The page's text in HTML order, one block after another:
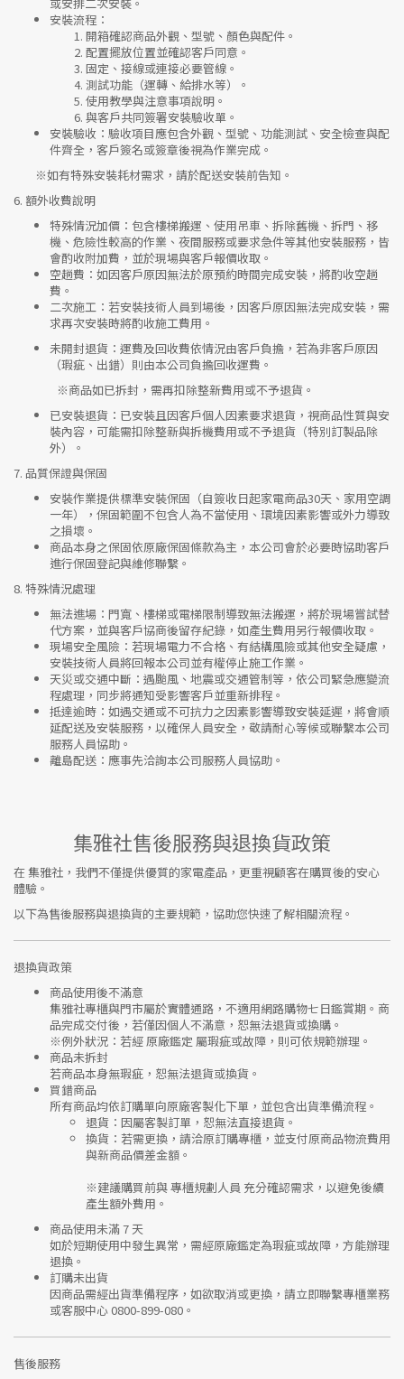
安裝流程 ：
開箱確認商品外觀、型號、顏色與配件。
配置擺放位置並確認客戶同意。
固定、接線或連接必要管線。
測試功能（運轉、給排水等）。
使用教學與注意事項說明。
與客戶共同簽署安裝驗收單。
安裝驗收 ：驗收項目應包含外觀、型號、功能測試、安全檢查與配
件齊全，客戶簽名或簽章後視為作業完成。
※如有特殊安裝耗材需求，請於配送安裝前告知。
6. 額外收費說明
特殊情況加價 ：包含樓梯搬運、使用吊車、拆除舊機、拆門、移
機、危險性較高的作業、夜間服務或要求急件等其他安裝服務，皆
會酌收附加費，並於現場與客戶報價收取。
空趟費 ：如因客戶原因無法於原預約時間完成安裝，將酌收空趟
費。
二次施工 ：若安裝技術人員到場後，因客戶原因無法完成安裝，需
求再次安裝時將酌收施工費用。
未開封退貨 ：運費及回收費依情況由客戶負擔，若為非客戶原因
（瑕疵、出錯）則由本公司負擔回收運費。
※商品如已拆封，需再扣除整新費用或不予退貨。
已安裝退貨 ：已安裝且因客戶個人因素要求退貨，視商品性質與安
裝內容，可能需扣除整新與拆機費用或不予退貨（特別訂製品除
外）。
7. 品質保證與保固
安裝作業提供標準安裝保固（自簽收日起家電商品30天、家用空調
一年），保固範圍不包含人為不當使用、環境因素影響或外力導致
之損壞。
商品本身之保固依原廠保固條款為主，本公司會於必要時協助客戶
進行保固登記與維修聯繫。
8. 特殊情況處理
無法進場 ：門寬、樓梯或電梯限制導致無法搬運，將於現場嘗試替
代方案，並與客戶協商後留存紀錄，如產生費用另行報價收取。
現場安全風險 ： 若現場電力不合格、有結構風險或其他安全疑慮，
安裝技術人員將回報本公司並有權停止施工作業。
天災或交通中斷 ：遇颱風、地震或交通管制等，依公司緊急應變流
程處理，同步將通知受影響客戶並重新排程。
抵達逾時 ：如遇交通或不可抗力之因素影響導致安裝延遲，將會順
延配送及安裝服務，以確保人員安全，敬請耐心等候或聯繫本公司
服務人員協助。
離島配送 ：應事先洽詢本公司服務人員協助。
集雅社售後服務與退換貨政策
在集雅社 ，我們不僅提供優質的家電產品，更重視顧客在購買後的安心
體驗。
以下為售後服務與退換貨的主要規範，協助您快速了解相關流程。
退換貨政策
商品使用後不滿意
集雅社專櫃與門市屬於實體通路，不適用網路購物七日鑑賞期 。商
品完成交付後，若僅因個人不滿意，恕無法退貨或換購。
※例外狀況：若經 原廠鑑定 屬瑕疵或故障，則可依規範辦理。
商品未拆封
若商品本身無瑕疵，恕無法退貨或換貨。
買錯商品
所有商品均依訂購單向原廠客製化下單 ，並包含出貨準備流程。
退貨 ：因屬客製訂單，恕無法直接退貨。
換貨 ：若需更換，請洽原訂購專櫃，並支付原商品物流費用
與新商品價差金額 。
※建議購買前與專櫃規劃人員 充分確認需求，以避免後續
產生額外費用。
商品使用未滿 7 天
如於短期使用中發生異常，需經原廠鑑定為瑕疵或故障，方能辦理
退換。
訂購未出貨
因商品需經出貨準備程序，如欲取消或更換，請立即聯繫專櫃業務
或客服中心 0800-899-080 。
售後服務